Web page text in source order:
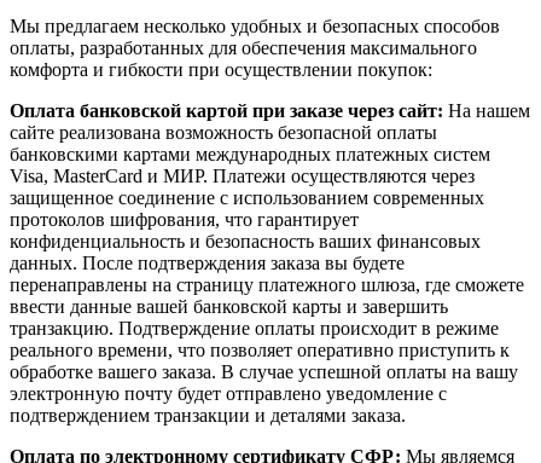
Мы предлагаем несколько удобных и безопасных способов
оплаты, разработанных для обеспечения максимального
комфорта и гибкости при осуществлении покупок:
Оплата банковской картой при заказе через сайт: На нашем
сайте реализована возможность безопасной оплаты
банковскими картами международных платежных систем
Visa, MasterCard и МИР. Платежи осуществляются через
защищенное соединение с использованием современных
протоколов шифрования, что гарантирует
конфиденциальность и безопасность ваших финансовых
данных. После подтверждения заказа вы будете
перенаправлены на страницу платежного шлюза, где сможете
ввести данные вашей банковской карты и завершить
транзакцию. Подтверждение оплаты происходит в режиме
реального времени, что позволяет оперативно приступить к
обработке вашего заказа. В случае успешной оплаты на вашу
электронную почту будет отправлено уведомление с
подтверждением транзакции и деталями заказа.
Оплата по электронному сертификату СФР: Мы являемся